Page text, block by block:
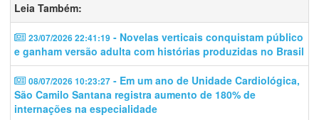
Leia Também:
23/07/2026 22:41:19 - Novelas verticais conquistam público
e ganham versão adulta com histórias produzidas no Brasil
08/07/2026 10:23:27 - Em um ano de Unidade Cardiológica,
São Camilo Santana registra aumento de 180% de
internações na especialidade